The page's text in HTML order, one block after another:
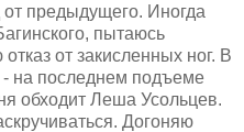
от предыдущего. Иногда
пытаюсь
от закисленных ног. В
- на последнем подъеме
обходит Леша Усольцев.
Догоняю